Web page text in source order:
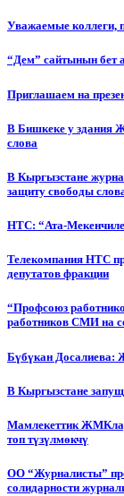
Уважаемые коллеги,
“Дем” сайтынын бет
Приглашаем на
В Бишкеке у здания
слова
В Кыргызстане
защиту свободы
НТС: “Ата-
Телекомпания НТС
депутатов фракции
“Профсоюз
работников СМИ на
Бүбүкан Досалиева:
В Кыргызстане
Мамлекеттик
топ түзүлмөкчү
ОО “Журналисты”
солидарности